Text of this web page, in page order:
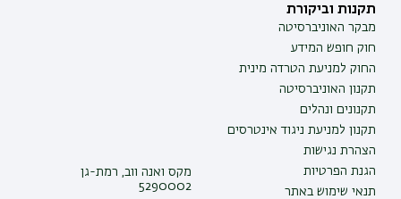
תקנות וביקורת
מבקר האוניברסיטה
חוק חופש המידע
החוק למניעת הטרדה מינית
תקנון האוניברסיטה
תקנונים ונהלים
תקנון למניעת ניגוד אינטרסים
הצהרת נגישות
הגנת הפרטיות
תנאי שימוש באתר
מקס ואנה ווב, רמת-גן
5290002